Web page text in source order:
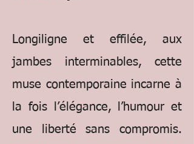
Longiligne et effilée, aux
jambes interminables, cette
muse contemporaine incarne à
la fois l’élégance, l’humour et
une liberté sans compromis.